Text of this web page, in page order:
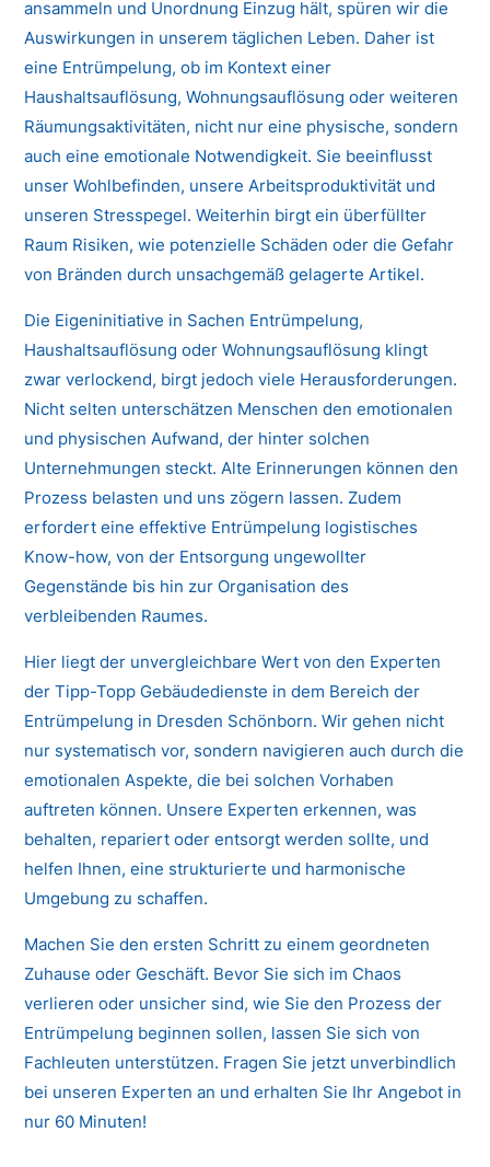
ansammeln und Unordnung Einzug hält, spüren wir die
Auswirkungen in unserem täglichen Leben. Daher ist
eine Entrümpelung, ob im Kontext einer
Haushaltsauflösung, Wohnungsauflösung oder weiteren
Räumungsaktivitäten, nicht nur eine physische, sondern
auch eine emotionale Notwendigkeit. Sie beeinflusst
unser Wohlbefinden, unsere Arbeitsproduktivität und
unseren Stresspegel. Weiterhin birgt ein überfüllter
Raum Risiken, wie potenzielle Schäden oder die Gefahr
von Bränden durch unsachgemäß gelagerte Artikel.
Die Eigeninitiative in Sachen Entrümpelung,
Haushaltsauflösung oder Wohnungsauflösung klingt
zwar verlockend, birgt jedoch viele Herausforderungen.
Nicht selten unterschätzen Menschen den emotionalen
und physischen Aufwand, der hinter solchen
Unternehmungen steckt. Alte Erinnerungen können den
Prozess belasten und uns zögern lassen. Zudem
erfordert eine effektive Entrümpelung logistisches
Know-how, von der Entsorgung ungewollter
Gegenstände bis hin zur Organisation des
verbleibenden Raumes.
Hier liegt der unvergleichbare Wert von den Experten
der Tipp-Topp Gebäudedienste in dem Bereich der
Entrümpelung in Dresden Schönborn. Wir gehen nicht
nur systematisch vor, sondern navigieren auch durch die
emotionalen Aspekte, die bei solchen Vorhaben
auftreten können. Unsere Experten erkennen, was
behalten, repariert oder entsorgt werden sollte, und
helfen Ihnen, eine strukturierte und harmonische
Umgebung zu schaffen.
Machen Sie den ersten Schritt zu einem geordneten
Zuhause oder Geschäft. Bevor Sie sich im Chaos
verlieren oder unsicher sind, wie Sie den Prozess der
Entrümpelung beginnen sollen, lassen Sie sich von
Fachleuten unterstützen. Fragen Sie jetzt unverbindlich
bei unseren Experten an und erhalten Sie Ihr Angebot in
nur 60 Minuten!